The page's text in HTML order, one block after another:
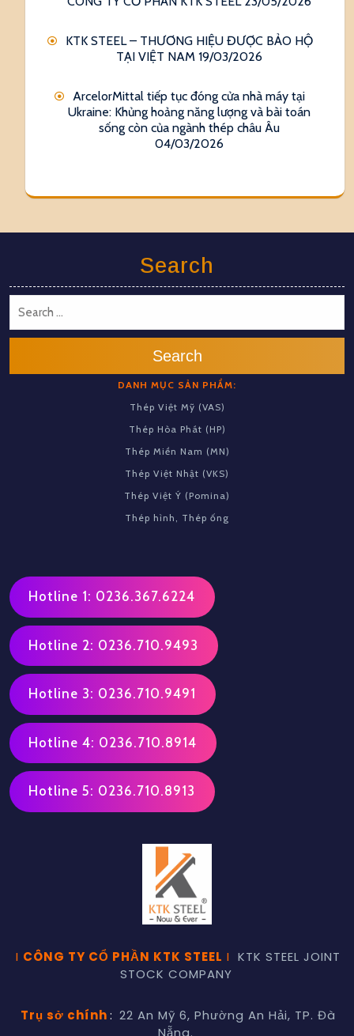
KTK STEEL – THƯƠNG HIỆU ĐƯỢC BẢO HỘ
TẠI VIỆT NAM 19/03/2026
ArcelorMittal tiếp tục đóng cửa nhà máy tại
Ukraine: Khủng hoảng năng lượng và bài toán
sống còn của ngành thép châu Âu
04/03/2026
Search
Search
DANH MỤC SẢN PHẨM:
Thép Việt Mỹ (VAS)
Thép Hòa Phát (HP)
Thép Miền Nam (MN)
Thép Việt Nhật (VKS)
Thép Việt Ý (Pomina)
Thép hình, Thép ống
Hotline 1: 0236.367.6224
Hotline 2: 0236.710.9493
Hotline 3: 0236.710.9491
Hotline 4: 0236.710.8914
Hotline 5: 0236.710.8913
I CÔNG TY CỔ PHẦN KTK STEEL I KTK STEEL JOINT
STOCK COMPANY
Trụ sở chính: 22 An Mỹ 6, Phường An Hải, TP. Đà
Nẵng.